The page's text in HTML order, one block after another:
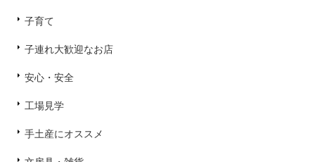
子育て
子連れ大歓迎なお店
安心・安全
工場見学
手土産にオススメ